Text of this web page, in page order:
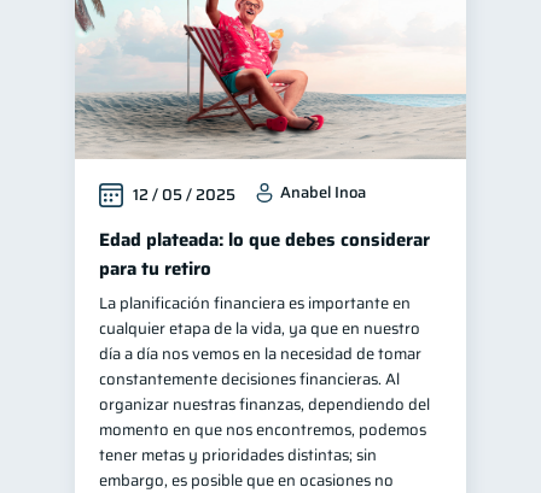
12 / 05 / 2025 Anabel Inoa
Edad plateada: lo que debes considerar
para tu retiro
La planificación financiera es importante en
cualquier etapa de la vida, ya que en nuestro
día a día nos vemos en la necesidad de tomar
constantemente decisiones financieras. Al
organizar nuestras finanzas, dependiendo del
momento en que nos encontremos, podemos
tener metas y prioridades distintas; sin
embargo, es posible que en ocasiones no